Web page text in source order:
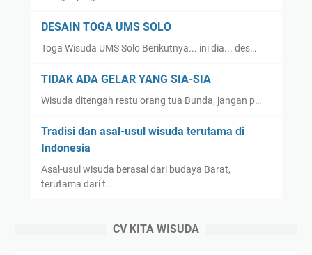
DESAIN TOGA UMS SOLO
Toga Wisuda UMS Solo Berikutnya... ini dia... des…
TIDAK ADA GELAR YANG SIA-SIA
Wisuda ditengah restu orang tua Bunda, jangan p…
Tradisi dan asal-usul wisuda terutama di
Indonesia
Asal-usul wisuda berasal dari budaya Barat,
terutama dari t…
CV KITA WISUDA